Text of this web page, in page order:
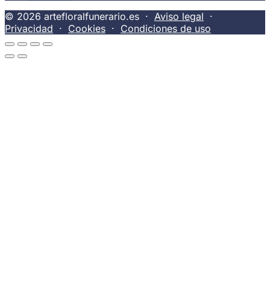
© 2026 artefloralfunerario.es · Aviso legal ·
Privacidad · Cookies · Condiciones de uso